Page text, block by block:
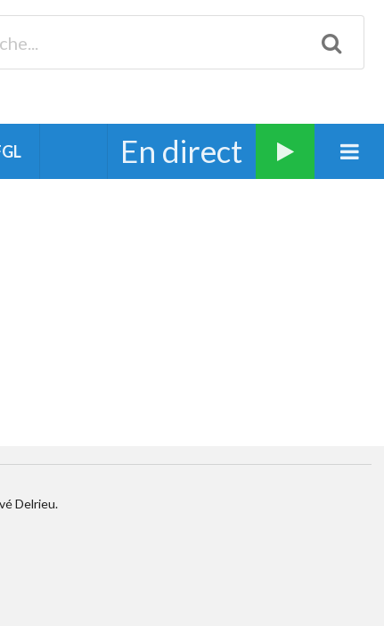
En direct
Delrieu.